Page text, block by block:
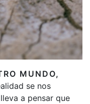
MUNDO,
se nos
a pensar que